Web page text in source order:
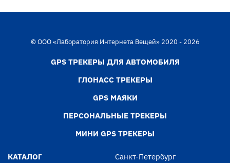
© ООО «Лаборатория Интернета Вещей» 2020 - 2026
GPS ТРЕКЕРЫ ДЛЯ АВТОМОБИЛЯ
ГЛОНАСС ТРЕКЕРЫ
GPS МАЯКИ
ПЕРСОНАЛЬНЫЕ ТРЕКЕРЫ
МИНИ GPS ТРЕКЕРЫ
КАТАЛОГ
Санкт-Петербург